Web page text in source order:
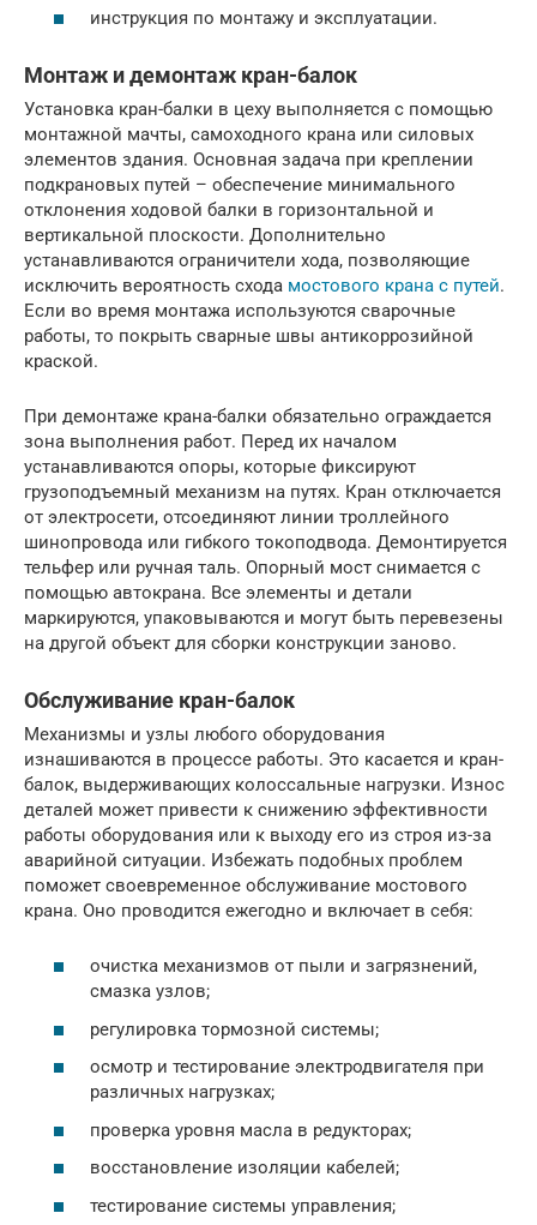
инструкция по монтажу и эксплуатации.
Монтаж и демонтаж кран-балок
Установка кран-балки в цеху выполняется с помощью
монтажной мачты, самоходного крана или силовых
элементов здания. Основная задача при креплении
подкрановых путей – обеспечение минимального
отклонения ходовой балки в горизонтальной и
вертикальной плоскости. Дополнительно
устанавливаются ограничители хода, позволяющие
исключить вероятность схода мостового крана с путей.
Если во время монтажа используются сварочные
работы, то покрыть сварные швы антикоррозийной
краской.
При демонтаже крана-балки обязательно ограждается
зона выполнения работ. Перед их началом
устанавливаются опоры, которые фиксируют
грузоподъемный механизм на путях. Кран отключается
от электросети, отсоединяют линии троллейного
шинопровода или гибкого токоподвода. Демонтируется
тельфер или ручная таль. Опорный мост снимается с
помощью автокрана. Все элементы и детали
маркируются, упаковываются и могут быть перевезены
на другой объект для сборки конструкции заново.
Обслуживание кран-балок
Механизмы и узлы любого оборудования
изнашиваются в процессе работы. Это касается и кран-
балок, выдерживающих колоссальные нагрузки. Износ
деталей может привести к снижению эффективности
работы оборудования или к выходу его из строя из-за
аварийной ситуации. Избежать подобных проблем
поможет своевременное обслуживание мостового
крана. Оно проводится ежегодно и включает в себя:
очистка механизмов от пыли и загрязнений,
смазка узлов;
регулировка тормозной системы;
осмотр и тестирование электродвигателя при
различных нагрузках;
проверка уровня масла в редукторах;
восстановление изоляции кабелей;
тестирование системы управления;